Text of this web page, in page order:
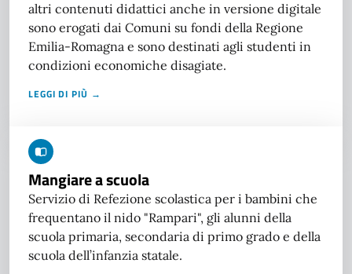
altri contenuti didattici anche in versione digitale
sono erogati dai Comuni su fondi della Regione
Emilia-Romagna e sono destinati agli studenti in
condizioni economiche disagiate.
LEGGI DI PIÙ →
Mangiare a scuola
Servizio di Refezione scolastica per i bambini che
frequentano il nido "Rampari", gli alunni della
scuola primaria, secondaria di primo grado e della
scuola dell’infanzia statale.